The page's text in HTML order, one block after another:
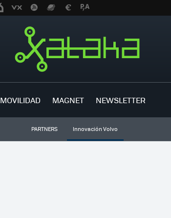
MOVILIDAD MAGNET NEWSLETTER
PARTNERS Innovación Volvo